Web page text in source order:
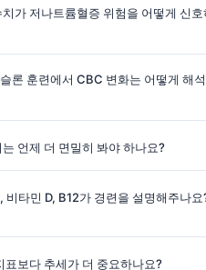
치가 저나트륨혈증 위험을 어떻게 신
론 훈련에서 CBC 변화는 어떻게 해
언제 더 면밀히 봐야 하나요?
비타민 D, B12가 경련을 설명해주나요
표보다 추세가 더 중요하나요?